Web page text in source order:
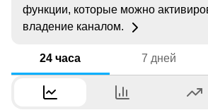
функции, которые можно
владение каналом.
24 часа 7 дней